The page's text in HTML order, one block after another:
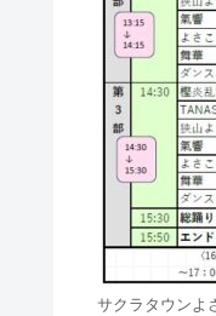
サクラタウンよ